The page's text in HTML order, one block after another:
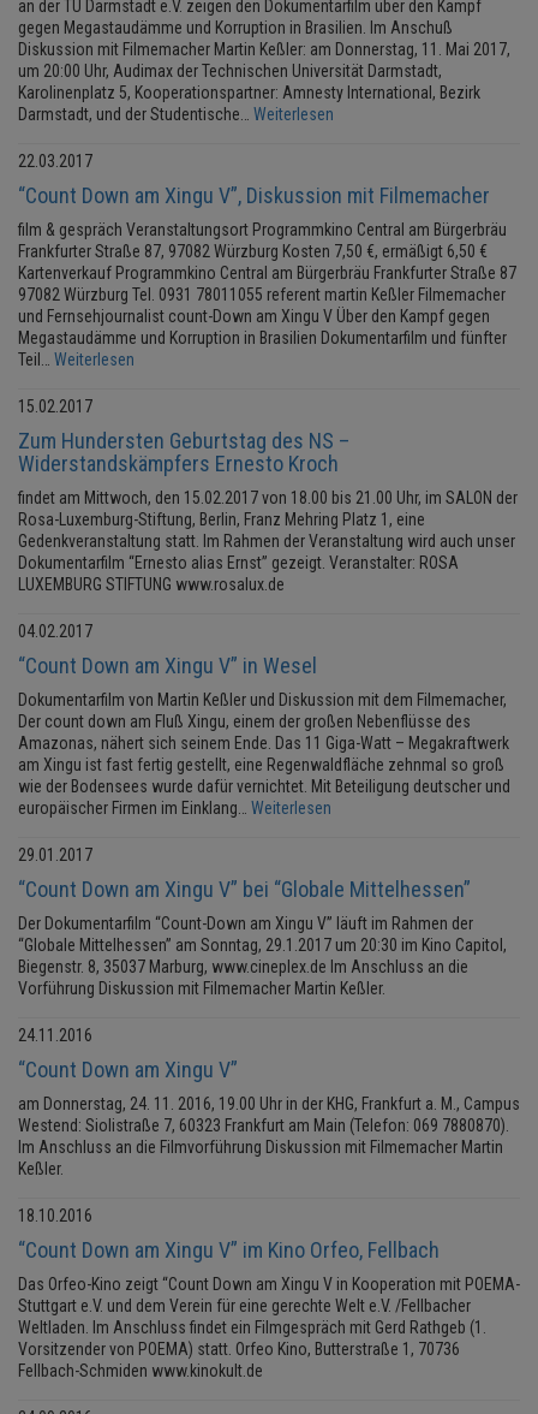
an der TU Darmstadt e.V. zeigen den Dokumentarfilm über den Kampf
gegen Megastaudämme und Korruption in Brasilien. Im Anschuß
Diskussion mit Filmemacher Martin Keßler: am Donnerstag, 11. Mai 2017,
um 20:00 Uhr, Audimax der Technischen Universität Darmstadt,
Karolinenplatz 5, Kooperationspartner: Amnesty International, Bezirk
Darmstadt, und der Studentische… Weiterlesen
22.03.2017
“Count Down am Xingu V”, Diskussion mit Filmemacher
film & gespräch Veranstaltungsort Programmkino Central am Bürgerbräu
Frankfurter Straße 87, 97082 Würzburg Kosten 7,50 €, ermäßigt 6,50 €
Kartenverkauf Programmkino Central am Bürgerbräu Frankfurter Straße 87
97082 Würzburg Tel. 0931 78011055 referent martin Keßler Filmemacher
und Fernsehjournalist count-Down am Xingu V Über den Kampf gegen
Megastaudämme und Korruption in Brasilien Dokumentarfilm und fünfter
Teil… Weiterlesen
15.02.2017
Zum Hundersten Geburtstag des NS –
Widerstandskämpfers Ernesto Kroch
findet am Mittwoch, den 15.02.2017 von 18.00 bis 21.00 Uhr, im SALON der
Rosa-Luxemburg-Stiftung, Berlin, Franz Mehring Platz 1, eine
Gedenkveranstaltung statt. Im Rahmen der Veranstaltung wird auch unser
Dokumentarfilm “Ernesto alias Ernst” gezeigt. Veranstalter: ROSA
LUXEMBURG STIFTUNG www.rosalux.de
04.02.2017
“Count Down am Xingu V” in Wesel
Dokumentarfilm von Martin Keßler und Diskussion mit dem Filmemacher,
Der count down am Fluß Xingu, einem der großen Nebenflüsse des
Amazonas, nähert sich seinem Ende. Das 11 Giga-Watt – Megakraftwerk
am Xingu ist fast fertig gestellt, eine Regenwaldfläche zehnmal so groß
wie der Bodensees wurde dafür vernichtet. Mit Beteiligung deutscher und
europäischer Firmen im Einklang… Weiterlesen
29.01.2017
“Count Down am Xingu V” bei “Globale Mittelhessen”
Der Dokumentarfilm “Count-Down am Xingu V” läuft im Rahmen der
“Globale Mittelhessen” am Sonntag, 29.1.2017 um 20:30 im Kino Capitol,
Biegenstr. 8, 35037 Marburg, www.cineplex.de Im Anschluss an die
Vorführung Diskussion mit Filmemacher Martin Keßler.
24.11.2016
“Count Down am Xingu V”
am Donnerstag, 24. 11. 2016, 19.00 Uhr in der KHG, Frankfurt a. M., Campus
Westend: Siolistraße 7, 60323 Frankfurt am Main (Telefon: 069 7880870).
Im Anschluss an die Filmvorführung Diskussion mit Filmemacher Martin
Keßler.
18.10.2016
“Count Down am Xingu V” im Kino Orfeo, Fellbach
Das Orfeo-Kino zeigt “Count Down am Xingu V in Kooperation mit POEMA-
Stuttgart e.V. und dem Verein für eine gerechte Welt e.V. /Fellbacher
Weltladen. Im Anschluss findet ein Filmgespräch mit Gerd Rathgeb (1.
Vorsitzender von POEMA) statt. Orfeo Kino, Butterstraße 1, 70736
Fellbach-Schmiden www.kinokult.de